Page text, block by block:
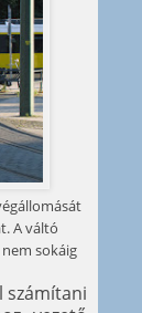
A váltó
sokáig
számítani